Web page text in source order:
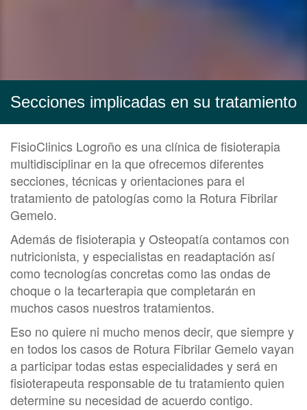
Secciones implicadas en su tratamiento
FisioClinics Logroño es una clínica de fisioterapia
multidisciplinar en la que ofrecemos diferentes
secciones, técnicas y orientaciones para el
tratamiento de patologías como la Rotura Fibrilar
Gemelo.
Además de fisioterapia y Osteopatía contamos con
nutricionista, y especialistas en readaptación así
como tecnologías concretas como las ondas de
choque o la tecarterapia que completarán en
muchos casos nuestros tratamientos.
Eso no quiere ni mucho menos decir, que siempre y
en todos los casos de Rotura Fibrilar Gemelo vayan
a participar todas estas especialidades y será en
fisioterapeuta responsable de tu tratamiento quien
determine su necesidad de acuerdo contigo.